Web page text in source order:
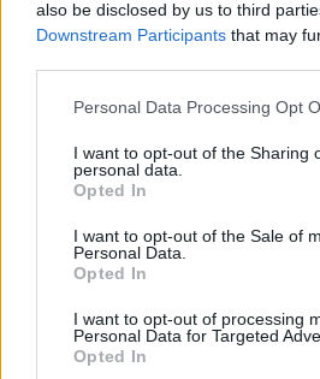
also be disclosed by us to third
Downstream Participants that may
Personal Data Processing Opt
I want to opt-out of the Sharing
personal data.
Opted In
I want to opt-out of the Sale of
Personal Data.
Opted In
I want to opt-out of processing
Personal Data for Targeted
Opted In
sarebbero problemi. Ma
questo è molto normale".
Su Calabria terzino sinistro
"Sì, potrebbe giocare in
Sul ruolo ideale di Pulisic
"Oggi non ne voglio
sapete che mi piace di più